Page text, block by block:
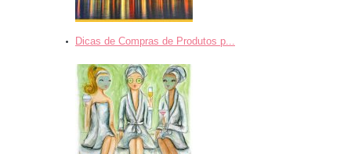
Dicas de Compras de Produtos p...